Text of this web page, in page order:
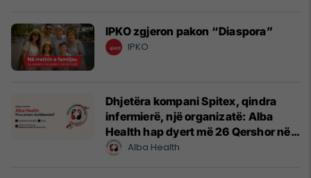
IPKO zgjeron pakon “Diaspora”
IPKO
Dhjetëra kompani Spitex, qindra
infermierë, një organizatë: Alba
Health hap dyert më 26 Qershor në
CyrihAlba Health